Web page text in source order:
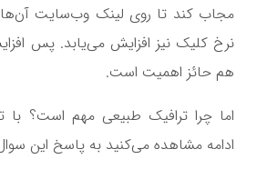
مجاب کند تا روی لینک وب‌سایت آن‌ها
نرخ کلیک نیز افزایش می‌یابد. پس
هم حائز اهمیت است.
اما چرا ترافیک طبیعی مهم است؟ با
ادامه مشاهده می‌کنید به پاسخ این